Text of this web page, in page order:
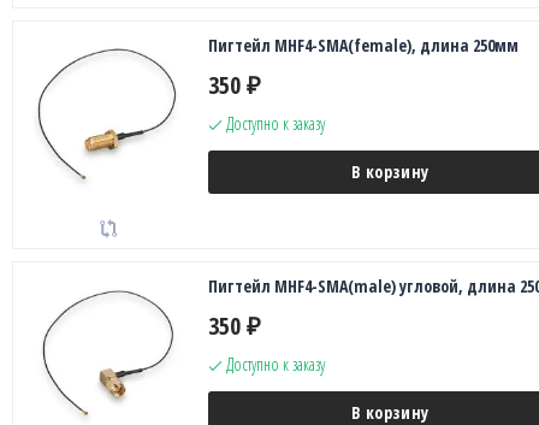
Пигтейл MHF4-SMA(female), длина 250мм
350 ₽
Доступно к заказу
В корзину
Пигтейл MHF4-SMA(male) угловой, длина
350 ₽
Доступно к заказу
В корзину